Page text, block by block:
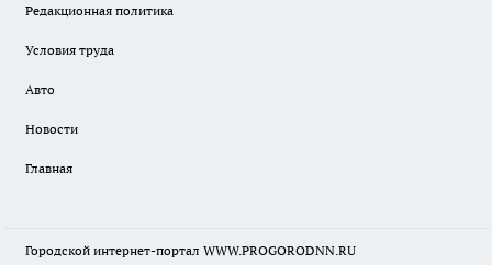
Редакционная политика
Условия труда
Авто
Новости
Главная
Городской интернет-портал WWW.PROGORODNN.RU